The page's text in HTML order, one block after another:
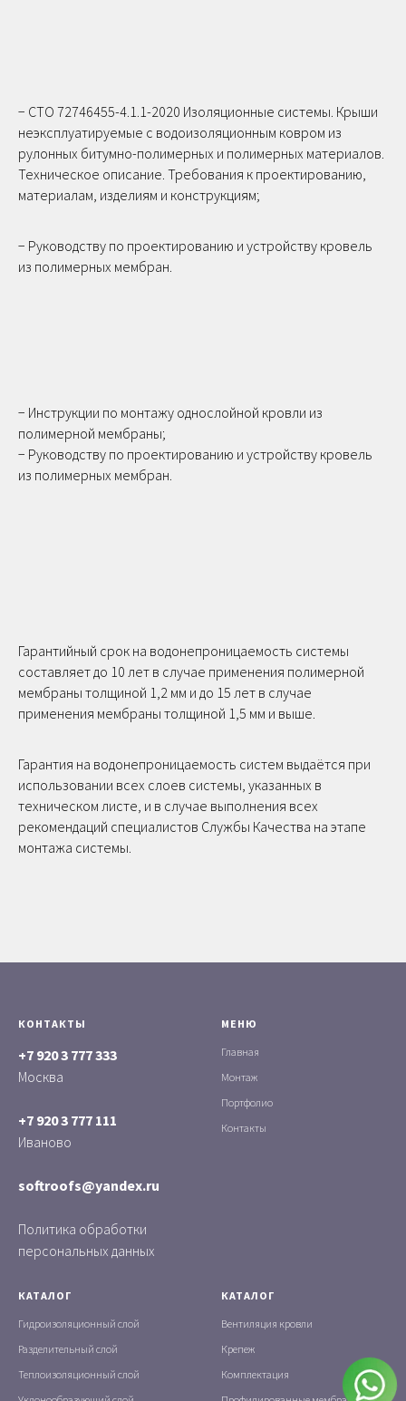
− СТО 72746455-4.1.1-2020 Изоляционные системы. Крыши
неэксплуатируемые с водоизоляционным ковром из
рулонных битумно-полимерных и полимерных материалов.
Техническое описание. Требования к проектированию,
материалам, изделиям и конструкциям;
− Руководству по проектированию и устройству кровель
из полимерных мембран.
− Инструкции по монтажу однослойной кровли из
полимерной мембраны;
− Руководству по проектированию и устройству кровель
из полимерных мембран.
Гарантийный срок на водонепроницаемость системы
составляет до 10 лет в случае применения полимерной
мембраны толщиной 1,2 мм и до 15 лет в случае
применения мембраны толщиной 1,5 мм и выше.
Гарантия на водонепроницаемость систем выдаётся при
использовании всех слоев системы, указанных в
техническом листе, и в случае выполнения всех
рекомендаций специалистов Службы Качества на этапе
монтажа системы.
КОНТАКТЫ
+7 920 3 777 333
Москва
+7 920 3 777 111
Иваново
softroofs@yandex.ru
Политика обработки
персональных данных
МЕНЮ
Главная
Монтаж
Портфолио
Контакты
КАТАЛОГ
Гидроизоляционный слой
Разделительный слой
Теплоизоляционный слой
КАТАЛОГ
Вентиляция кровли
Крепеж
Комплектация